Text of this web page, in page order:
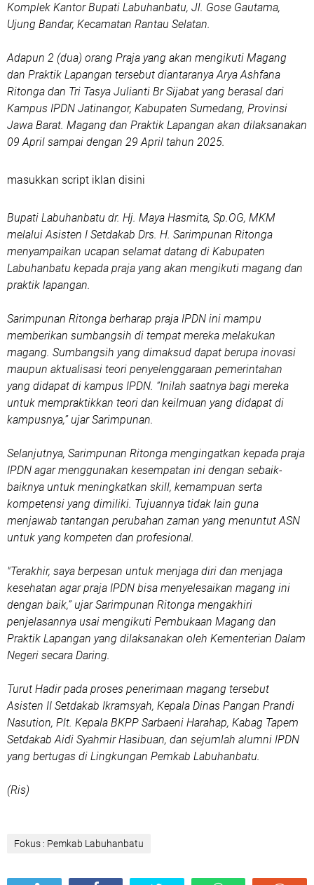
Komplek Kantor Bupati Labuhanbatu, Jl. Gose Gautama,
Ujung Bandar, Kecamatan Rantau Selatan.
Adapun 2 (dua) orang Praja yang akan mengikuti Magang
dan Praktik Lapangan tersebut diantaranya Arya Ashfana
Ritonga dan Tri Tasya Julianti Br Sijabat yang berasal dari
Kampus IPDN Jatinangor, Kabupaten Sumedang, Provinsi
Jawa Barat. Magang dan Praktik Lapangan akan dilaksanakan
09 April sampai dengan 29 April tahun 2025.
masukkan script iklan disini
Bupati Labuhanbatu dr. Hj. Maya Hasmita, Sp.OG, MKM
melalui Asisten I Setdakab Drs. H. Sarimpunan Ritonga
menyampaikan ucapan selamat datang di Kabupaten
Labuhanbatu kepada praja yang akan mengikuti magang dan
praktik lapangan.
Sarimpunan Ritonga berharap praja IPDN ini mampu
memberikan sumbangsih di tempat mereka melakukan
magang. Sumbangsih yang dimaksud dapat berupa inovasi
maupun aktualisasi teori penyelenggaraan pemerintahan
yang didapat di kampus IPDN. “Inilah saatnya bagi mereka
untuk mempraktikkan teori dan keilmuan yang didapat di
kampusnya,” ujar Sarimpunan.
Selanjutnya, Sarimpunan Ritonga mengingatkan kepada praja
IPDN agar menggunakan kesempatan ini dengan sebaik-
baiknya untuk meningkatkan skill, kemampuan serta
kompetensi yang dimiliki. Tujuannya tidak lain guna
menjawab tantangan perubahan zaman yang menuntut ASN
untuk yang kompeten dan profesional.
"Terakhir, saya berpesan untuk menjaga diri dan menjaga
kesehatan agar praja IPDN bisa menyelesaikan magang ini
dengan baik,” ujar Sarimpunan Ritonga mengakhiri
penjelasannya usai mengikuti Pembukaan Magang dan
Praktik Lapangan yang dilaksanakan oleh Kementerian Dalam
Negeri secara Daring.
Turut Hadir pada proses penerimaan magang tersebut
Asisten II Setdakab Ikramsyah, Kepala Dinas Pangan Prandi
Nasution, Plt. Kepala BKPP Sarbaeni Harahap, Kabag Tapem
Setdakab Aidi Syahmir Hasibuan, dan sejumlah alumni IPDN
yang bertugas di Lingkungan Pemkab Labuhanbatu.
(Ris)
Fokus : Pemkab Labuhanbatu